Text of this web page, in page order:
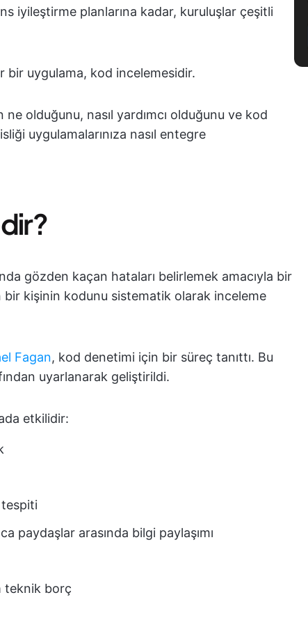
iyileştirme planlarına kadar, kuruluşlar çeşitli
bir uygulama, kod incelemesidir.
olduğunu, nasıl yardımcı olduğunu ve kod
uygulamalarınıza nasıl entegre
gözden kaçan hataları belirlemek amacıyla bir
kişinin kodunu sistematik olarak inceleme
Fagan, kod denetimi için bir süreç tanıttı. Bu
uyarlanarak geliştirildi.
etkilidir:
tespiti
paydaşlar arasında bilgi paylaşımı
teknik borç